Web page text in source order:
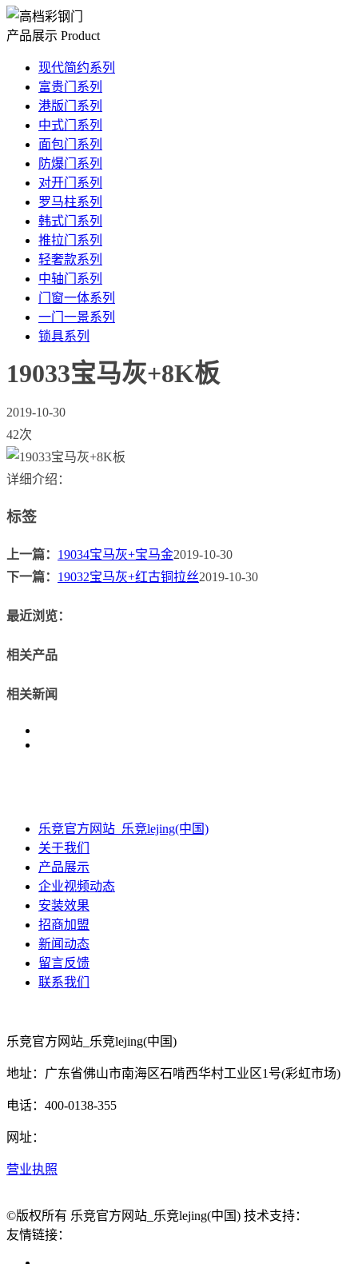
产品展示 Product
现代简约系列
富贵门系列
港版门系列
中式门系列
面包门系列
防爆门系列
对开门系列
罗马柱系列
韩式门系列
推拉门系列
轻奢款系列
中轴门系列
门窗一体系列
一门一景系列
锁具系列
19033宝马灰+8K板
2019-10-30
42次
详细介绍：
标签
上一篇： 19034宝马灰+宝马金2019-10-30
下一篇： 19032宝马灰+红古铜拉丝2019-10-30
最近浏览：
相关产品
相关新闻
乐竞官方网站_乐竞lejing(中国)
关于我们
产品展示
企业视频动态
安装效果
招商加盟
新闻动态
留言反馈
联系我们
乐竞官方网站_乐竞lejing(中国)
地址：广东省佛山市南海区石啃西华村工业区1号(彩虹市场)
电话：400-0138-355
网址：
营业执照
©版权所有 乐竞官方网站_乐竞lejing(中国) 技术支持：
友情链接：